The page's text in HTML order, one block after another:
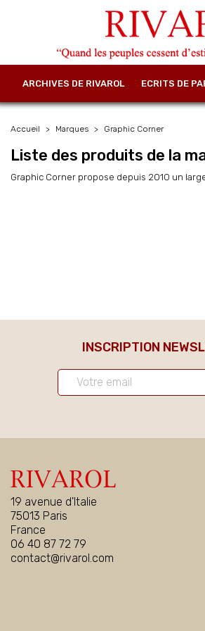
ARCHIVES DE RIVAROL ECRITS DE
Accueil Marques Graphic Corner
Liste des produits de la
Graphic Corner propose depuis 2010 un
INSCRIPTION
19 avenue d'Italie
75013 Paris
France
06 40 87 72 79
contact@rivarol.com